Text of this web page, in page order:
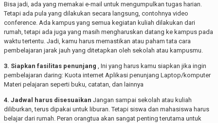
Bisa jadi, ada yang memakai e-mail untuk mengumpulkan tugas harian.
Tetapi ada pula yang dilakukan secara langsung, contohnya video
conference. Ada kampus yang semua kegiatan kuliah dilakukan dari
rumah, tetapi ada juga yang masih mengharuskan datang ke kampus pada
waktu tertentu. Jadi, kamu harus memastikan atau paham tata cara
pembelajaran jarak jauh yang ditetapkan oleh sekolah atau kampusmu.
3. Siapkan fasilitas penunjang , Ini yang harus kamu siapkan jika ingin
pembelajaran daring: Kuota internet Aplikasi penunjang Laptop/komputer
Materi pelajaran seperti buku, catatan, dan lainnya
4. Jadwal harus disesuaikan Jangan sampai sekolah atau kuliah
diliburkan, terus dipakai untuk liburan. Tetapi siswa dan mahasiswa harus
belajar dari rumah. Peran orangtua akan sangat penting terutama untuk